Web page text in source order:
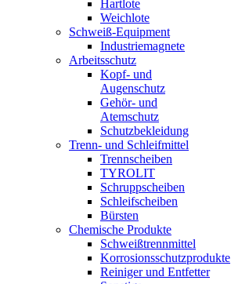
Hartlote
Weichlote
Schweiß-Equipment
Industriemagnete
Arbeitsschutz
Kopf- und
Augenschutz
Gehör- und
Atemschutz
Schutzbekleidung
Trenn- und Schleifmittel
Trennscheiben
TYROLIT
Schruppscheiben
Schleifscheiben
Bürsten
Chemische Produkte
Schweißtrennmittel
Korrosionsschutzprodukte
Reiniger und Entfetter